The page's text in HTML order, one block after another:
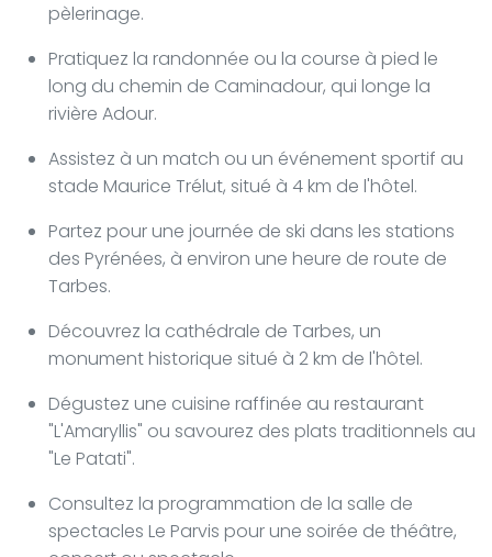
pèlerinage.
Pratiquez la randonnée ou la course à pied le
long du chemin de Caminadour, qui longe la
rivière Adour.
Assistez à un match ou un événement sportif au
stade Maurice Trélut, situé à 4 km de l'hôtel.
Partez pour une journée de ski dans les stations
des Pyrénées, à environ une heure de route de
Tarbes.
Découvrez la cathédrale de Tarbes, un
monument historique situé à 2 km de l'hôtel.
Dégustez une cuisine raffinée au restaurant
"L'Amaryllis" ou savourez des plats traditionnels au
"Le Patati".
Consultez la programmation de la salle de
spectacles Le Parvis pour une soirée de théâtre,